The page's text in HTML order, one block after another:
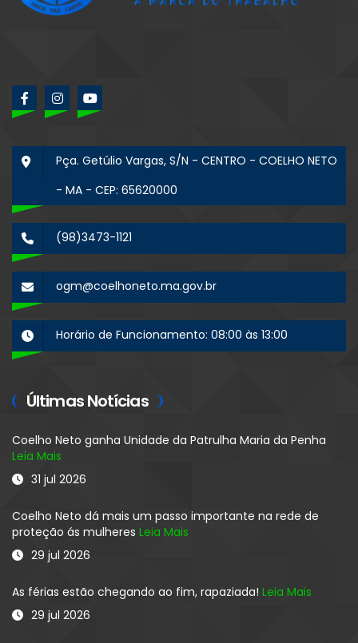
Pça. Getúlio Vargas, S/N - CENTRO - COELHO NETO
- MA - CEP: 65620000
(98)3473-1121
ogm@coelhoneto.ma.gov.br
Horário de Funcionamento: 08:00 às 13:00
Últimas Notícias
Coelho Neto ganha Unidade da Patrulha Maria da Penha
Leia Mais
31 jul 2026
Coelho Neto dá mais um passo importante na rede de
proteção ás mulheres Leia Mais
29 jul 2026
As férias estão chegando ao fim, rapaziada! Leia Mais
29 jul 2026